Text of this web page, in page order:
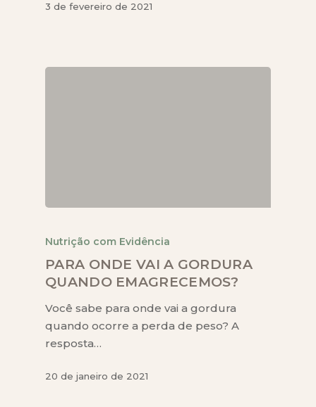
3 de fevereiro de 2021
Nutrição com Evidência
PARA ONDE VAI A GORDURA
QUANDO EMAGRECEMOS?
Você sabe para onde vai a gordura
quando ocorre a perda de peso? A
resposta…
20 de janeiro de 2021